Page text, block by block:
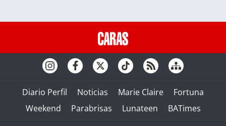
Diario Perfil Noticias Marie Claire
Fortuna
Weekend
Parabrisas Lunateen BATimes